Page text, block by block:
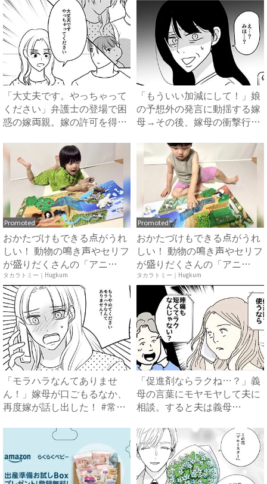
「大丈夫です。やっちゃって
ください」弁護士の登場で困
惑の嫁両親。嫁の許可を得た
「もういい加減にして！」娘
の予想外の発言に動揺する嫁
母→その後、嫁母の衝撃行動
Promoted
おかたづけもできる点がうれ
しい！ 動物の鳴き声やセリフ
が盛りだくさんの「アニ
ア ...
タカラトミー｜Hugkum
Promoted
おかたづけもできる点がうれ
しい！ 動物の鳴き声やセリフ
が盛りだくさんの「アニ
ア ...
タカラトミー｜Hugkum
「モラハラなんてありませ
ん！」嫁母が口ごもるなか、
再度嫁が話し出した！ #常識
「促進剤ならラクね…？」義
母の言葉にモヤモヤして夫に
相談。すると夫は義母